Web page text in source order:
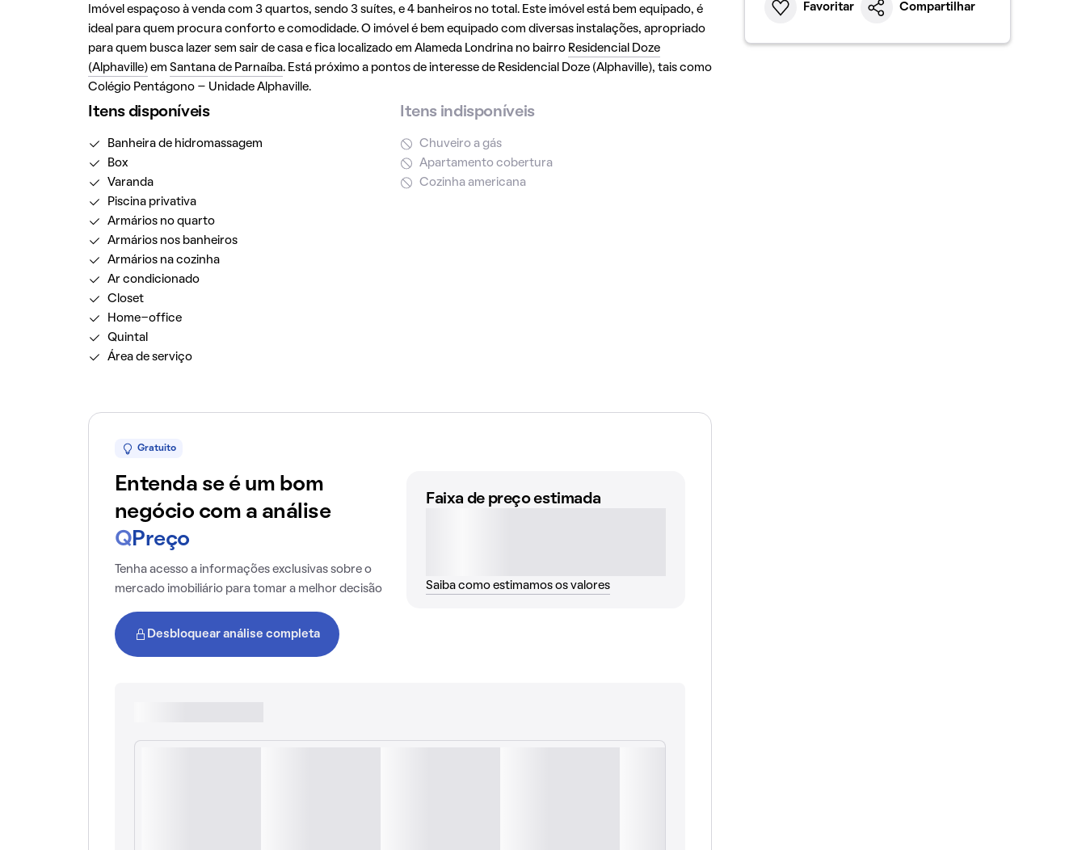
Imóvel espaçoso à venda com 3 quartos, sendo 3 suítes, e 4 banheiros no total. Este imóvel está bem equipado, é
ideal para quem procura conforto e comodidade. O imóvel é bem equipado com diversas instalações, apropriado
para quem busca lazer sem sair de casa e fica localizado em Alameda Londrina no bairro Residencial Doze
(Alphaville)em Santana de Parnaíba. Está próximo a pontos de interesse de Residencial Doze (Alphaville), tais como
Colégio Pentágono – Unidade Alphaville.
Itens disponíveis
Banheira de hidromassagem
Box
Varanda
Piscina privativa
Armários no quarto
Armários nos banheiros
Armários na cozinha
Ar condicionado
Closet
Home-office
Quintal
Área de serviço
Itens indisponíveis
Chuveiro a gás
Apartamento cobertura
Cozinha americana
Gratuito
Entenda se é um bom
negócio com a análise
Q Preço
Tenha acesso a informações exclusivas sobre o
mercado imobiliário para tomar a melhor decisão
Desbloquear análise completa
Faixa de preço estimada
Saiba como estimamos os valores
Favoritar Compartilhar